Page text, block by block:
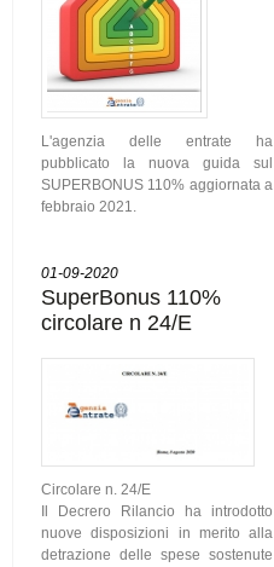
L'agenzia delle entrate ha
pubblicato la nuova guida sul
SUPERBONUS 110% aggiornata a
febbraio 2021.
01-09-2020
SuperBonus 110%
circolare n 24/E
Circolare n. 24/E
Il Decrero Rilancio ha introdotto
nuove disposizioni in merito alla
detrazione delle spese sostenute